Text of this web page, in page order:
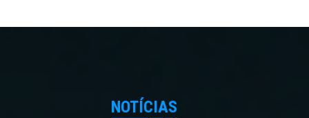
NOTÍCIAS